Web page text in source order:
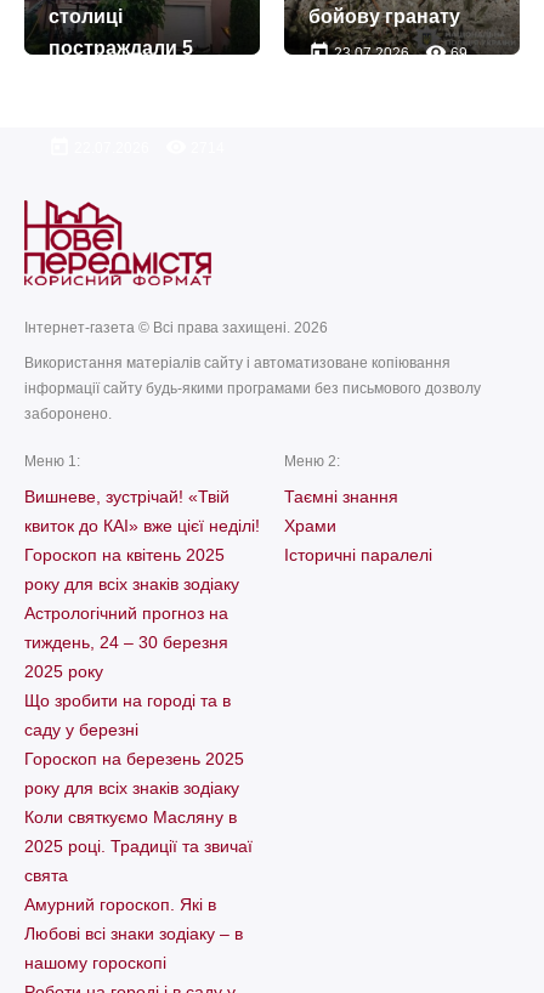
столиці
постраждали 5
бойову гранату
today23.07.2026 remove_red_eye69
Інтернет-газета © Всі права захищені. 2026
Використання матеріалів сайту і автоматизоване копіювання
інформації сайту будь-якими програмами без письмового дозволу
заборонено.
Меню 1:
Вишневе, зустрічай! «Твій
квиток до КАІ» вже цієї неділі!
Гороскоп на квітень 2025
року для всіх знаків зодіаку
Астрологічний прогноз на
тиждень, 24 – 30 березня
2025 року
Що зробити на городі та в
саду у березні
Гороскоп на березень 2025
року для всіх знаків зодіаку
Коли святкуємо Масляну в
2025 році. Традиції та звичаї
свята
Амурний гороскоп. Які в
Любові всі знаки зодіаку – в
нашому гороскопі
Меню 2:
Таємні знання
Храми
Історичні паралелі